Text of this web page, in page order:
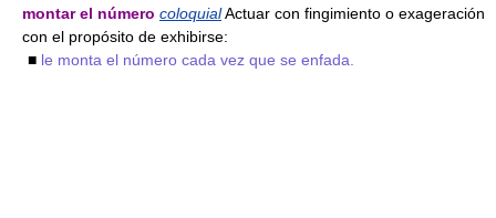
montar el número coloquialActuar con fingimiento o exageración
con el propósito de exhibirse:
■ le monta el número cada vez que se enfada.